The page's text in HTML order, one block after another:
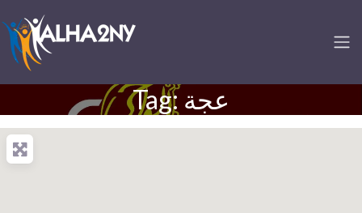
Tag: عجة